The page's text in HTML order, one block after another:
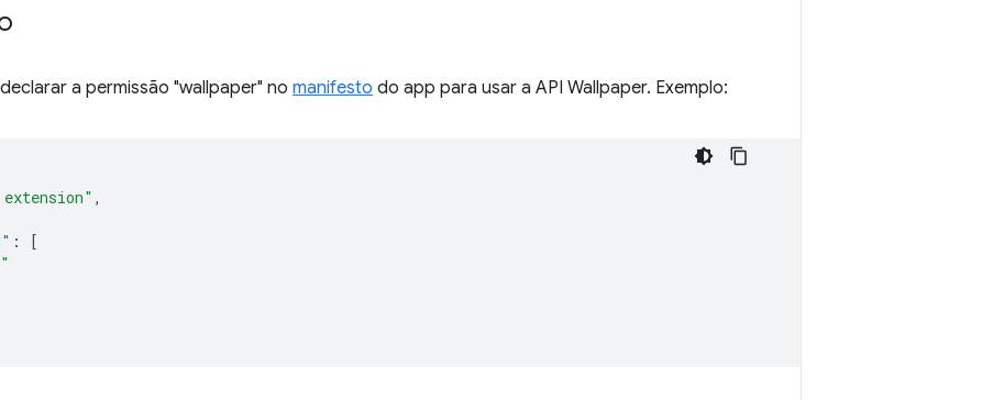
a permissão "wallpaper" no manifesto do app para usar a API Wallpaper. Exemplo:
extension" ,
:
[